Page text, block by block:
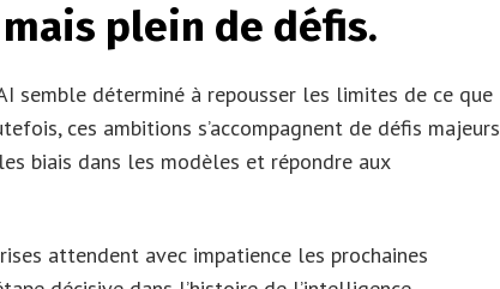
plein de défis.
semble déterminé à repousser les limites de ce que
ces ambitions s’accompagnent de défis majeurs
biais dans les modèles et répondre aux
attendent avec impatience les prochaines